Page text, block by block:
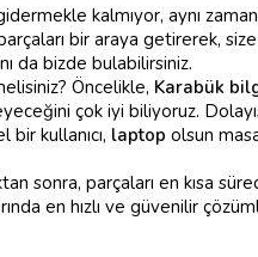
gidermekle kalmıyor, aynı
bir araya getirerek,
da bizde bulabilirsiniz.
Öncelikle, Karabük
çok iyi biliyoruz.
kullanıcı, laptop olsun
sonra, parçaları en kısa
en hızlı ve güvenilir